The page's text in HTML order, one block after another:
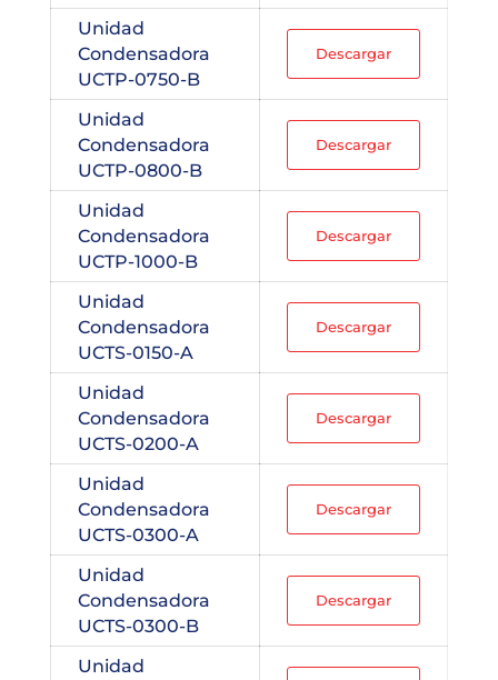
Unidad
Condensadora
UCTP-0750-B
Descargar
Unidad
Condensadora
UCTP-0800-B
Descargar
Unidad
Condensadora
UCTP-1000-B
Descargar
Unidad
Condensadora
UCTS-0150-A
Descargar
Unidad
Condensadora
UCTS-0200-A
Descargar
Unidad
Condensadora
UCTS-0300-A
Descargar
Unidad
Condensadora
UCTS-0300-B
Descargar
Unidad